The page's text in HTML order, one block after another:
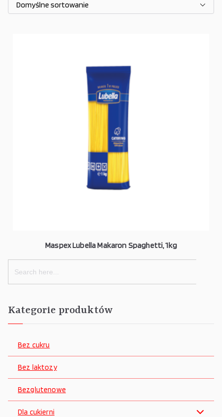
Maspex Lubella Makaron Spaghetti, 1kg
Search
for:
Kategorie produktów
Bez cukru
Bez laktozy
Bezglutenowe
Dla cukierni